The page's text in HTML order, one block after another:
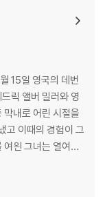
15일 영국의 데번
릭 앨버 밀러와 영
막내로 어린 시절을
고 이때의 경험이 그
읜 그녀는 열여섯
년, 영국으로 다시
하자 자원 간호사